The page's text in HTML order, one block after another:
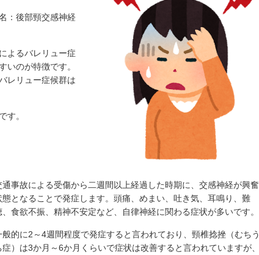
：後部頸交感神経
よるバレリュー症
いのが特徴です。
レリュー症候群は
す。
通事故による受傷から二週間以上経過した時期に、交感神経が興奮
態となることで発症します。頭痛、めまい、吐き気、耳鳴り、難
、食欲不振、精神不安定など、自律神経に関わる症状が多いです。
般的に2～4週間程度で発症すると言われており、頸椎捻挫（むちう
症）は3か月～6か月くらいで症状は改善すると言われていますが、